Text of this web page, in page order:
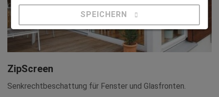
ZipScreen
Senkrechtbeschattung für Fenster und Glasfronten.
SPEICHERN
Details anzeigen